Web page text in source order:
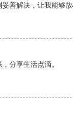
善解决，让我能够放
分享生活点滴。